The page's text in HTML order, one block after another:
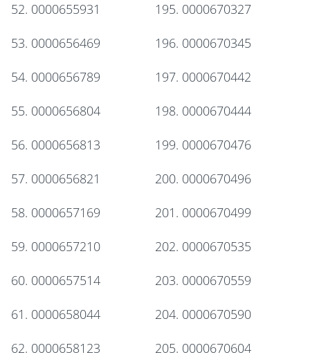
52. 0000655931
53. 0000656469
54. 0000656789
55. 0000656804
56. 0000656813
57. 0000656821
58. 0000657169
59. 0000657210
60. 0000657514
61. 0000658044
62. 0000658123
195. 0000670327
196. 0000670345
197. 0000670442
198. 0000670444
199. 0000670476
200. 0000670496
201. 0000670499
202. 0000670535
203. 0000670559
204. 0000670590
205. 0000670604